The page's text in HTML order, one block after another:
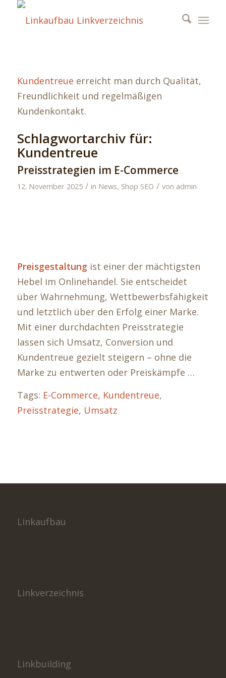
Kundentreue erreicht man durch Qualität,
Freundlichkeit und regelmäßigen
Kundenkontakt.
Schlagwortarchiv für:
Kundentreue
Preisstrategien im E-Commerce
12. November 2025 / in News, Shop SEO / von admin
Preisgestaltungist einer der mächtigsten
Hebel im Onlinehandel. Sie entscheidet
über Wahrnehmung, Wettbewerbsfähigkeit
und letztlich über den Erfolg einer Marke.
Mit einer durchdachten Preisstrategie
lassen sich Umsatz, Conversion und
Kundentreue gezielt steigern – ohne die
Marke zu entwerten oder Preiskämpfe …
Tags: E-Commerce, Kundentreue,
Preisstrategie, Umsatz
Linkaufbau
Linkverzeichnis
Linkbuilding